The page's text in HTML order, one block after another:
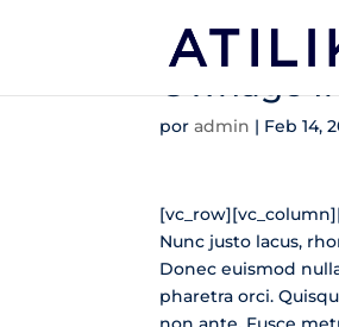
Ownage
poradmin | Feb 14,
Nunc justo lacus,
Donec euismod
pharetra orci.